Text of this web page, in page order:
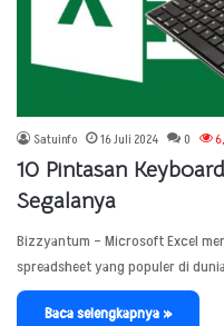
Satuinfo 16 Juli 2024 0
10 Pintasan
Segalanya
Bizzyantum – Microsoft Excel
spreadsheet yang populer di
Baca selengkapnya »